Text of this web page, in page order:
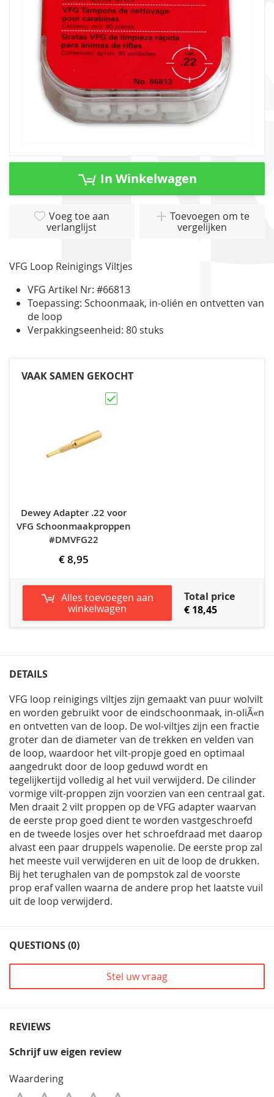
Ga
In Winkelwagen
Voeg toe aan
verlanglijst
Toevoegen om te
vergelijken
VFG Loop Reinigings Viltjes
VFG Artikel Nr: #66813
Toepassing: Schoonmaak, in-olién en ontvetten van
de loop
Verpakkingseenheid: 80 stuks
VAAK SAMEN GEKOCHT
Dewey Adapter .22 voor
VFG Schoonmaakproppen
#DMVFG22
€ 8,95
Alles toevoegen aan
winkelwagen
Total price
€ 18,45
DETAILS
VFG loop reinigings viltjes zijn gemaakt van puur wolvilt
en worden gebruikt voor de eindschoonmaak, in-oliÃ«n
en ontvetten van de loop. De wol-viltjes zijn een fractie
groter dan de diameter van de trekken en velden van
de loop, waardoor het vilt-propje goed en optimaal
aangedrukt door de loop geduwd wordt en
tegelijkertijd volledig al het vuil verwijderd. De cilinder
vormige vilt-proppen zijn voorzien van een centraal gat.
Men draait 2 vilt proppen op de VFG adapter waarvan
de eerste prop goed dient te worden vastgeschroefd
en de tweede losjes over het schroefdraad met daarop
alvast een paar druppels wapenolie. De eerste prop zal
het meeste vuil verwijderen en uit de loop de drukken.
Bij het terughalen van de pompstok zal de voorste
prop eraf vallen waarna de andere prop het laatste vuil
uit de loop verwijderd.
QUESTIONS (0)
Stel uw vraag
REVIEWS
Schrijf uw eigen review
Waardering